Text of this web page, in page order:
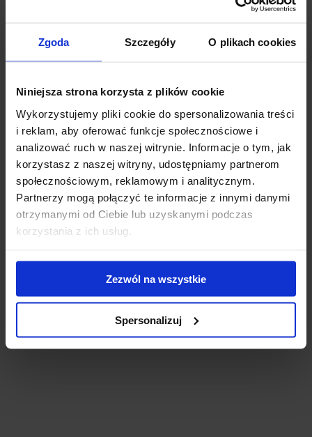
Zgoda Szczegóły O plikach cookies
Niniejsza strona korzysta z plików cookie
Wykorzystujemy pliki cookie do spersonalizowania treści
i reklam, aby oferować funkcje społecznościowe i
analizować ruch w naszej witrynie. Informacje o tym, jak
korzystasz z naszej witryny, udostępniamy partnerom
społecznościowym, reklamowym i analitycznym.
Partnerzy mogą połączyć te informacje z innymi danymi
otrzymanymi od Ciebie lub uzyskanymi podczas
korzystania z ich usług.
Zezwól na wszystkie
Spersonalizuj
pod piwo
sześciokątne
108,93 zł